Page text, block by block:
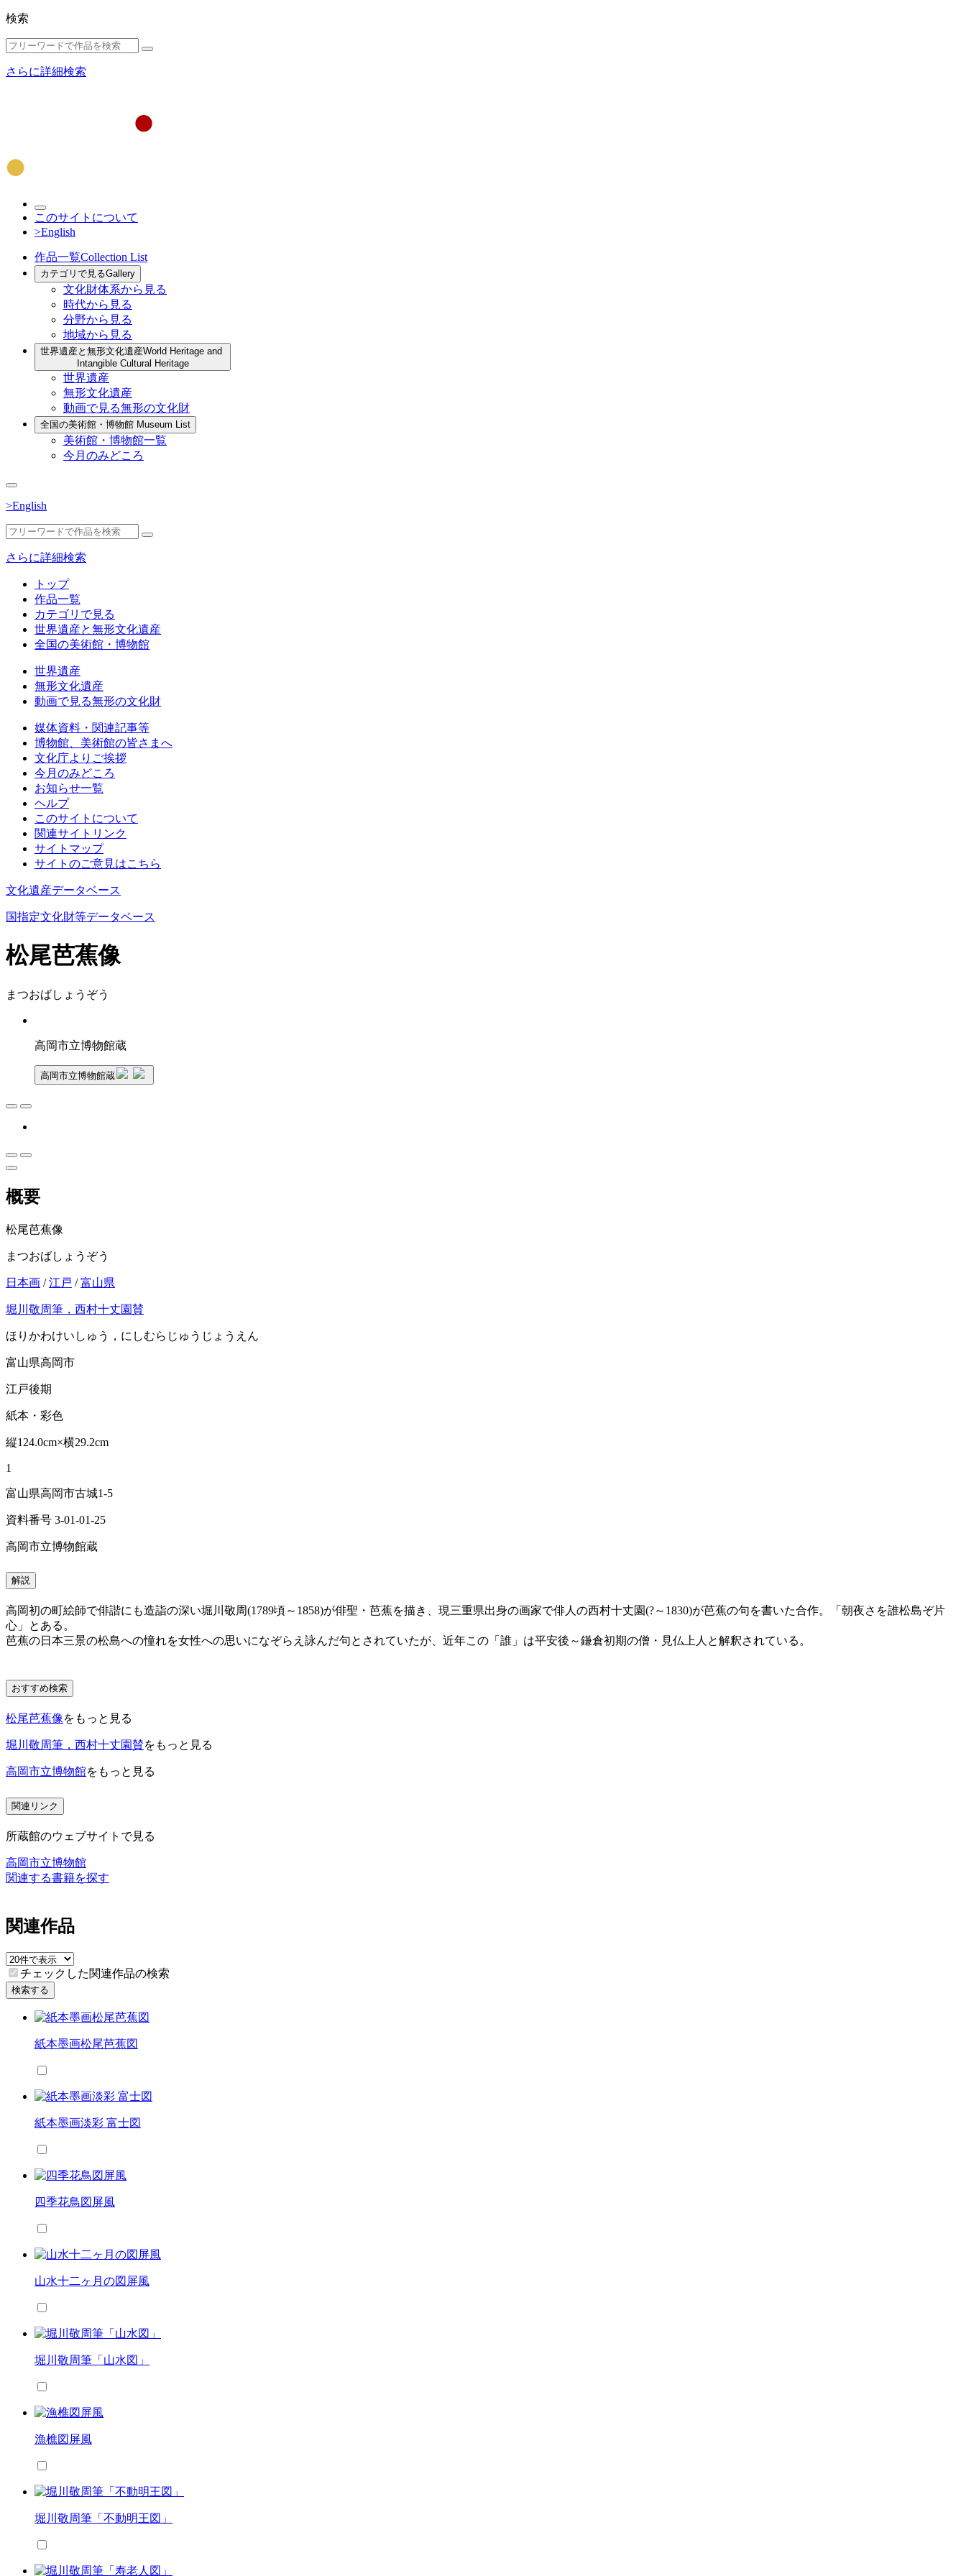
検索
さらに詳細検索
このサイトについて
>English
作品一覧Collection List
カテゴリで見るGallery
文化財体系から見る
時代から見る
分野から見る
地域から見る
世界遺産と無形文化遺産World Heritage and
Intangible Cultural Heritage
世界遺産
無形文化遺産
動画で見る無形の文化財
全国の美術館・博物館 Museum List
美術館・博物館一覧
今月のみどころ
>English
さらに詳細検索
トップ
作品一覧
カテゴリで見る
世界遺産と無形文化遺産
全国の美術館・博物館
世界遺産
無形文化遺産
動画で見る無形の文化財
媒体資料・関連記事等
博物館、美術館の皆さまへ
文化庁よりご挨拶
今月のみどころ
お知らせ一覧
ヘルプ
このサイトについて
関連サイトリンク
サイトマップ
サイトのご意見はこちら
文化遺産データベース
国指定文化財等データベース
松尾芭蕉像
まつおばしょうぞう
高岡市立博物館蔵
高岡市立博物館蔵
概要
松尾芭蕉像
まつおばしょうぞう
日本画 /江戸 /富山県
堀川敬周筆，西村十丈園賛
ほりかわけいしゅう，にしむらじゅうじょうえん
富山県高岡市
江戸後期
紙本・彩色
縦124.0cm×横29.2cm
1
富山県高岡市古城1-5
資料番号 3-01-01-25
高岡市立博物館蔵
解説
高岡初の町絵師で俳諧にも造詣の深い堀川敬周(1789頃～1858)が俳聖・芭蕉を描き、現三重県出身の画家で俳人の西村十丈園(?～1830)が芭蕉の句を書いた合作。「朝夜さを誰松島ぞ片
心」とある。
芭蕉の日本三景の松島への憧れを女性への思いになぞらえ詠んだ句とされていたが、近年この「誰」は平安後～鎌倉初期の僧・見仏上人と解釈されている。
おすすめ検索
松尾芭蕉像をもっと見る
堀川敬周筆，西村十丈園賛をもっと見る
高岡市立博物館をもっと見る
関連リンク
所蔵館のウェブサイトで見る
高岡市立博物館
関連する書籍を探す
関連作品
チェックした関連作品の検索
検索する
紙本墨画松尾芭蕉図
紙本墨画淡彩 富士図
四季花鳥図屏風
山水十二ヶ月の図屏風
堀川敬周筆「山水図」
漁樵図屏風
堀川敬周筆「不動明王図」